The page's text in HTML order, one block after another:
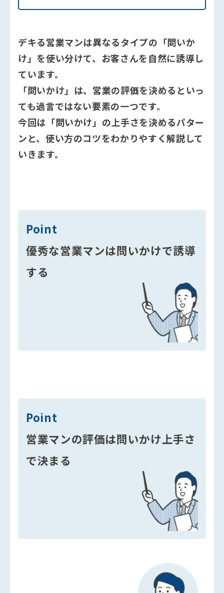
デキる営業マンは異なるタイプの「問いか
け」を使い分けて、お客さんを自然に誘導し
ています。
「問いかけ」は、営業の評価を決めるといっ
ても過言ではない要素の一つです。
今回は「問いかけ」の上手さを決めるパター
ンと、使い方のコツをわかりやすく解説して
いきます。
Point
優秀な営業マンは問いかけで誘導
する
Point
営業マンの評価は問いかけ上手さ
で決まる